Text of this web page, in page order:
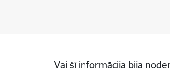
Vai šī informācija bija